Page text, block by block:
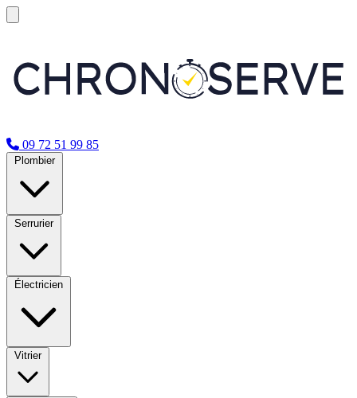
09 72 51 99 85
Plombier
Serrurier
Électricien
Vitrier